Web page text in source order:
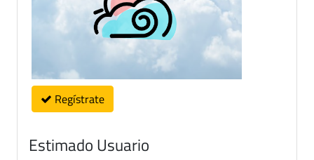
Regístrate
Estimado Usuario